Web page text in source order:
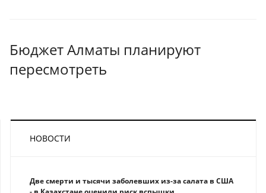
Бюджет Алматы планируют
пересмотреть
НОВОСТИ
Две смерти и тысячи заболевших из-за салата в США